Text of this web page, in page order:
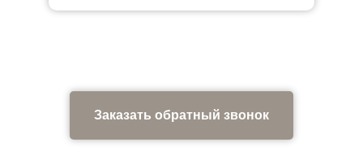
Заказать обратный звонок